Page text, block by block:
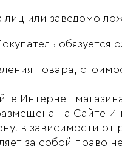
лиц или заведомо
обязуется
Товара,
Интернет-
на Сайте
в зависимости
за собой право